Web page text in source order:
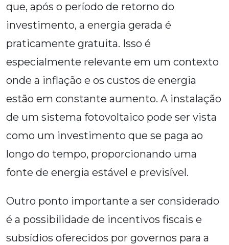
que, após o período de retorno do
investimento, a energia gerada é
praticamente gratuita. Isso é
especialmente relevante em um contexto
onde a inflação e os custos de energia
estão em constante aumento. A instalação
de um sistema fotovoltaico pode ser vista
como um investimento que se paga ao
longo do tempo, proporcionando uma
fonte de energia estável e previsível.
Outro ponto importante a ser considerado
é a possibilidade de incentivos fiscais e
subsídios oferecidos por governos para a